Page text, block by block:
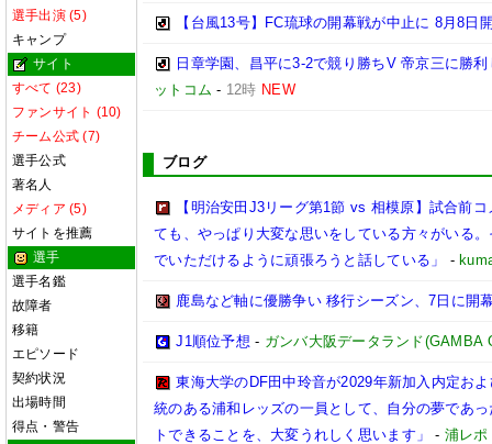
選手出演 (5)
キャンプ
サイト
すべて (23)
ファンサイト (10)
チーム公式 (7)
選手公式
著名人
メディア (5)
サイトを推薦
選手
選手名鑑
故障者
移籍
エピソード
契約状況
出場時間
得点・警告
【台風13号】FC琉球の開幕戦が中止に 8月8日
日章学園、昌平に3-2で競り勝ちV 帝京三に勝
ットコム - 12時 NEW
ブログ
【明治安田J3リーグ第1節 vs 相模原】試合前
ても、やっぱり大変な思いをしている方々がいる
でいただけるように頑張ろうと話している」
-
鹿島など軸に優勝争い 移行シーズン、7日に開
J1順位予想 - ガンバ大阪データランド(GAMBA
東海大学のDF田中玲音が2029年新加入内定お
統のある浦和レッズの一員として、自分の夢であ
トできることを、大変うれしく思います」
- 浦レ